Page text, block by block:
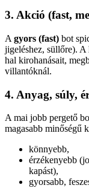
3. Akció (fast,
A gyors (fast) bot
jigeléshez, süllőre). A
hal kirohanásait,
villantóknál.
4. Anyag, súly,
A mai jobb pergető
magasabb minőségű
könnyebb,
érzékenyebb
kapást),
gyorsabb,